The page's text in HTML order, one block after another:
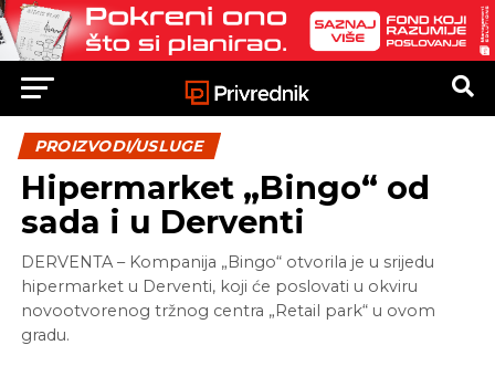
PROIZVODI/USLUGE
Hipermarket „Bingo“ od
sada i u Derventi
DERVENTA – Kompanija „Bingo“ otvorila je u srijedu
hipermarket u Derventi, koji će poslovati u okviru
novootvorenog tržnog centra „Retail park“ u ovom
gradu.